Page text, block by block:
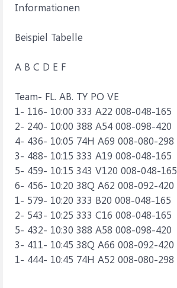
Informationen
Beispiel Tabelle
A B C D E F
Team- FL. AB. TY PO VE
1- 116- 10:00 333 A22 008-048-165
2- 240- 10:00 388 A54 008-098-420
4- 436- 10:05 74H A69 008-080-298
3- 488- 10:15 333 A19 008-048-165
5- 459- 10:15 343 V120 008-048-165
6- 456- 10:20 38Q A62 008-092-420
1- 579- 10:20 333 B20 008-048-165
2- 543- 10:25 333 C16 008-048-165
5- 432- 10:30 388 A58 008-098-420
3- 411- 10:45 38Q A66 008-092-420
1- 444- 10:45 74H A52 008-080-298